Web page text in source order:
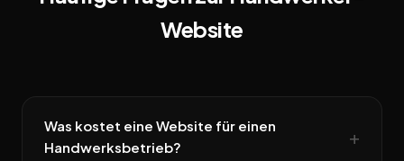
Website
Was kostet eine Website für einen
Handwerksbetrieb?